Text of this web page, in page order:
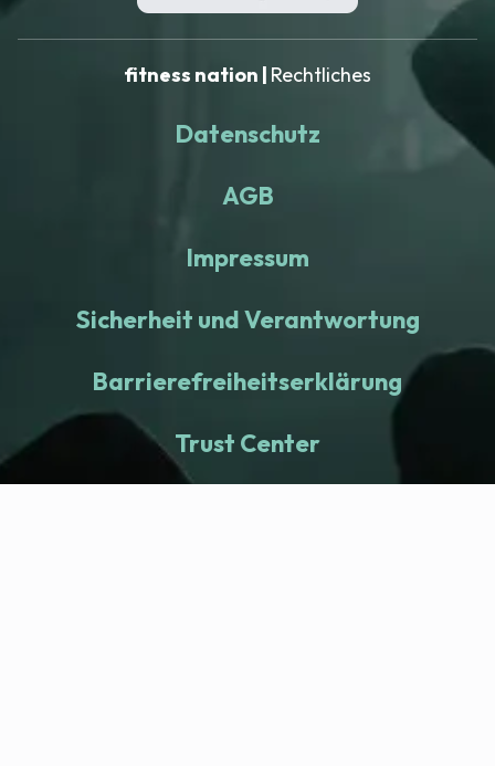
fitness nation | Rechtliches
Datenschutz
AGB
Impressum
Sicherheit und Verantwortung
Barrierefreiheitserklärung
Trust Center